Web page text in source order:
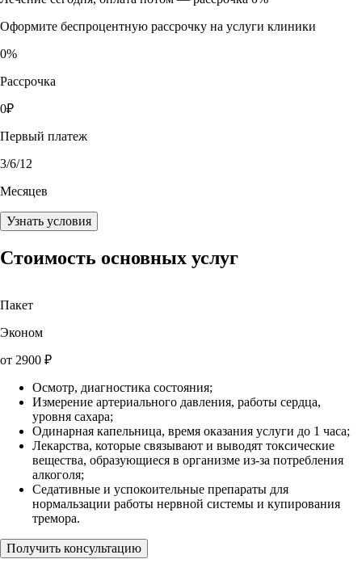
Оформите беспроцентную рассрочку на услуги клиники
0%
Рассрочка
0₽
Первый платеж
3/6/12
Месяцев
Узнать условия
Стоимость основных услуг
Пакет
Эконом
от 2900 ₽
Осмотр, диагностика состояния;
Измерение артериального давления, работы сердца,
уровня сахара;
Одинарная капельница, время оказания услуги до 1 часа;
Лекарства, которые связывают и выводят токсические
вещества, образующиеся в организме из-за потребления
алкоголя;
Седативные и успокоительные препараты для
нормальзации работы нервной системы и купирования
тремора.
Получить консультацию